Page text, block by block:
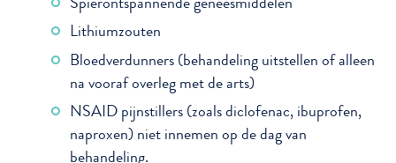
Lithiumzouten
Bloedverdunners (behandeling uitstellen of alleen
na vooraf overleg met de arts)
NSAID pijnstillers (zoals diclofenac, ibuprofen,
naproxen) niet innemen op de dag van
behandeling.